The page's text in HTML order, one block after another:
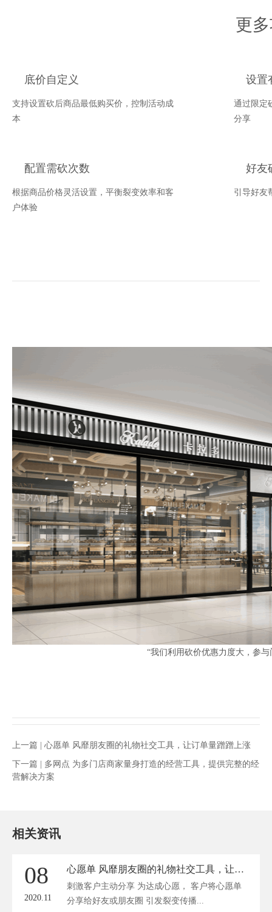
更
底价自定义
支持设置砍后商品最低购买价，控制活动成
本
设置
通过限定
分享
配置需砍次数
根据商品价格灵活设置，平衡裂变效率和客
户体验
好友
引导好友
“我们利用砍价优惠力度大，参
上一篇 | 心愿单 风靡朋友圈的礼物社交工具，让订单量蹭蹭上涨
下一篇 | 多网点 为多门店商家量身打造的经营工具，提供完整的经
营解决方案
相关资讯
08
2020.11
心愿单 风靡朋友圈的礼物社交工具，让订单量蹭蹭上涨
刺激客户主动分享 为达成心愿， 客户将心愿单
分享给好友或朋友圈 引发裂变传播...